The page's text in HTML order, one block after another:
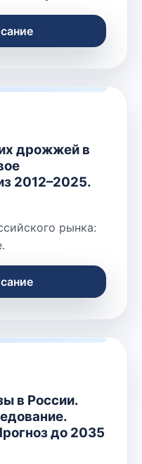
дрожжей в
2012–2025.
рынка:
в России.
до 2035